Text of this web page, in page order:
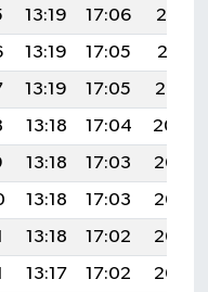
13:19 17:06
20:13
13:19 17:05
20:11
13:19 17:05
20:10
13:18 17:04
20:09
13:18 17:03
20:07
13:18 17:03
20:06
13:18 17:02
20:05
13:17 17:02
20:03